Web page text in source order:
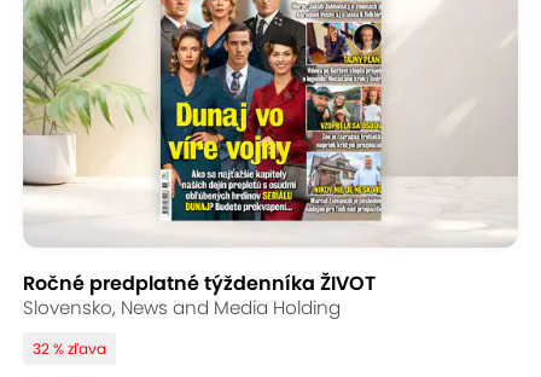
Ročné predplatné týždenníka ŽIVOT
Slovensko, News and Media Holding
32 % zľava